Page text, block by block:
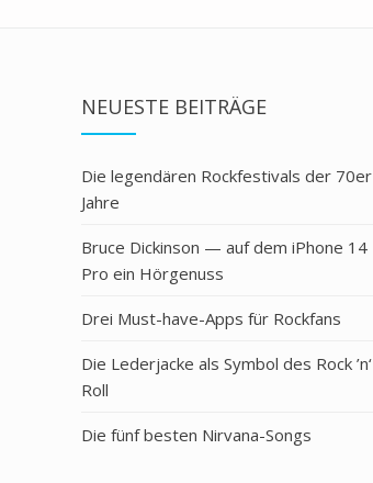
NEUESTE BEITRÄGE
Die legendären Rockfestivals der 70er
Jahre
Bruce Dickinson — auf dem iPhone 14
Pro ein Hörgenuss
Drei Must-have-Apps für Rockfans
Die Lederjacke als Symbol des Rock ’n‘
Roll
Die fünf besten Nirvana-Songs